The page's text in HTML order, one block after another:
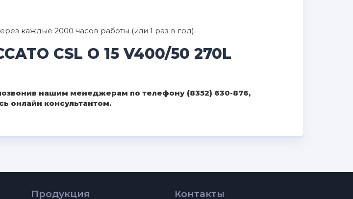
каждые 2000 часов работы (или 1 раз в год).
CSL O 15 V400/50 270L
нашим менеджерам по телефону (8352) 630-876,
онлайн консультантом.
Продукция Контакты